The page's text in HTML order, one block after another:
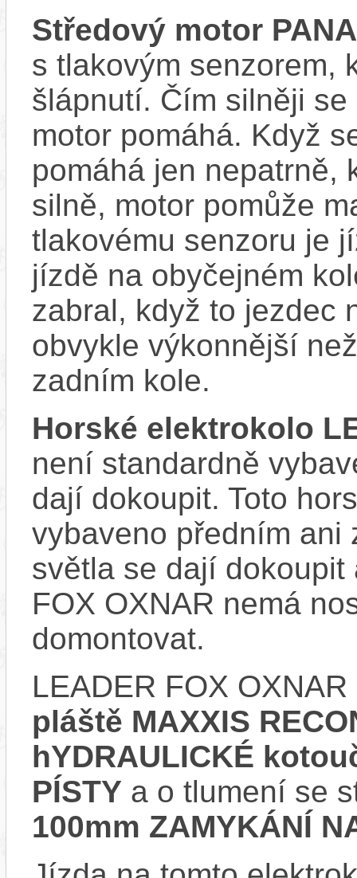
Středový motor
s tlakovým senzorem,
šlápnutí. Čím silněji
motor pomáhá. Když
pomáhá jen nepatrně,
silně, motor pomůže
tlakovému senzoru je
jízdě na obyčejném
zabral, když to jezdec
obvykle výkonnější
zadním kole.
Horské elektrokolo
není standardně
dají dokoupit. Toto
vybaveno předním ani
světla se dají
FOX OXNAR nemá
domontovat.
LEADER FOX
pláště MAXXIS
hYDRAULICKÉ
PÍSTY a o tlumení se
100mm ZAMYKÁNÍ